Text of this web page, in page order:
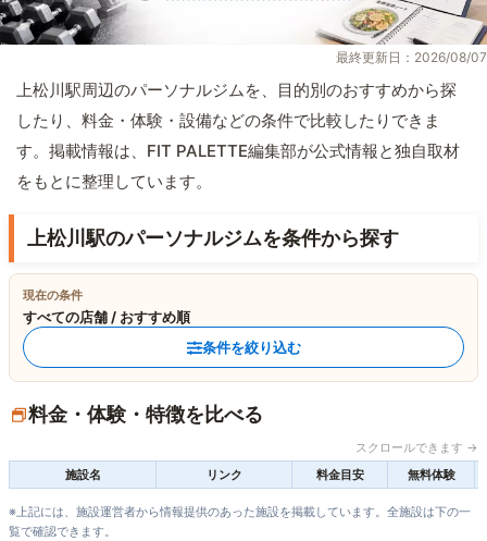
最終更新日：2026/08/07
上松川駅周辺のパーソナルジムを、目的別のおすすめから探
したり、料金・体験・設備などの条件で比較したりできま
す。掲載情報は、FIT PALETTE編集部が公式情報と独自取材
をもとに整理しています。
上松川駅のパーソナルジムを条件から探す
現在の条件
すべての店舗 / おすすめ順
条件を絞り込む
料金・体験・特徴を比べる
スクロールできます →
施設名
リンク 料金目安 無料体験
※上記には、施設運営者から情報提供のあった施設を掲載しています。全施設は下の一
覧で確認できます。